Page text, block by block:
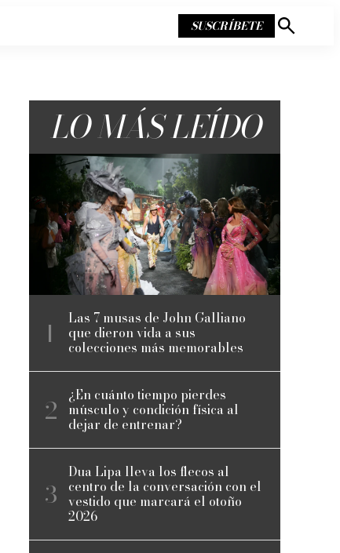
SUSCRÍBETE
Mostrar
LO MÁS LEÍDO
Las 7 musas de John Galliano
que dieron vida a sus
colecciones más memorables
¿En cuánto tiempo pierdes
músculo y condición física al
dejar de entrenar?
Dua Lipa lleva los flecos al
centro de la conversación con el
vestido que marcará el otoño
2026